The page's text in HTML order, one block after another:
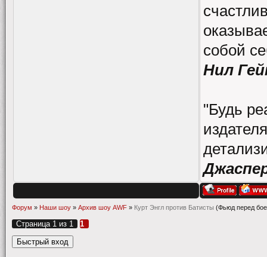
собой
Нил
"Будь
Форум » Наши шоу » Архив шоу AWF » Курт Энгл против Батисты (Фьюд перед
Страница 1 из 1 1